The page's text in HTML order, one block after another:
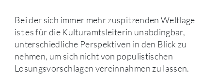
Bei der sich immer mehr zuspitzenden Weltlage
ist es für die Kulturamtsleiterin unabdingbar,
unterschiedliche Perspektiven in den Blick zu
nehmen, um sich nicht von populistischen
Lösungsvorschlägen vereinnahmen zu lassen.